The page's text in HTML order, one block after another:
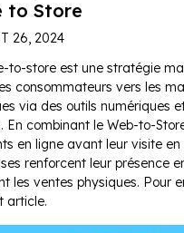
to Store
26, 2024
to-store est une stratégie
consommateurs vers les
via des outils numériques
En combinant le Web-to-
en ligne avant leur visite en
renforcent leur présence
les ventes physiques. Pour
article.